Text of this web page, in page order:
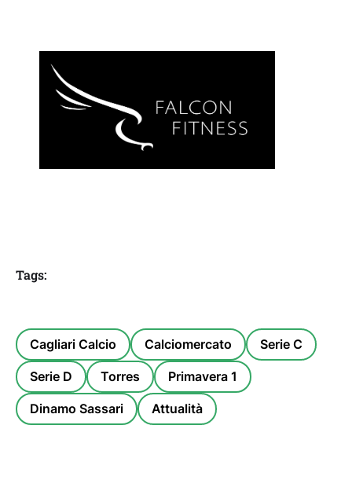
Tags:
Cagliari Calcio Calciomercato Serie C
Serie D Torres Primavera 1
Dinamo Sassari Attualità